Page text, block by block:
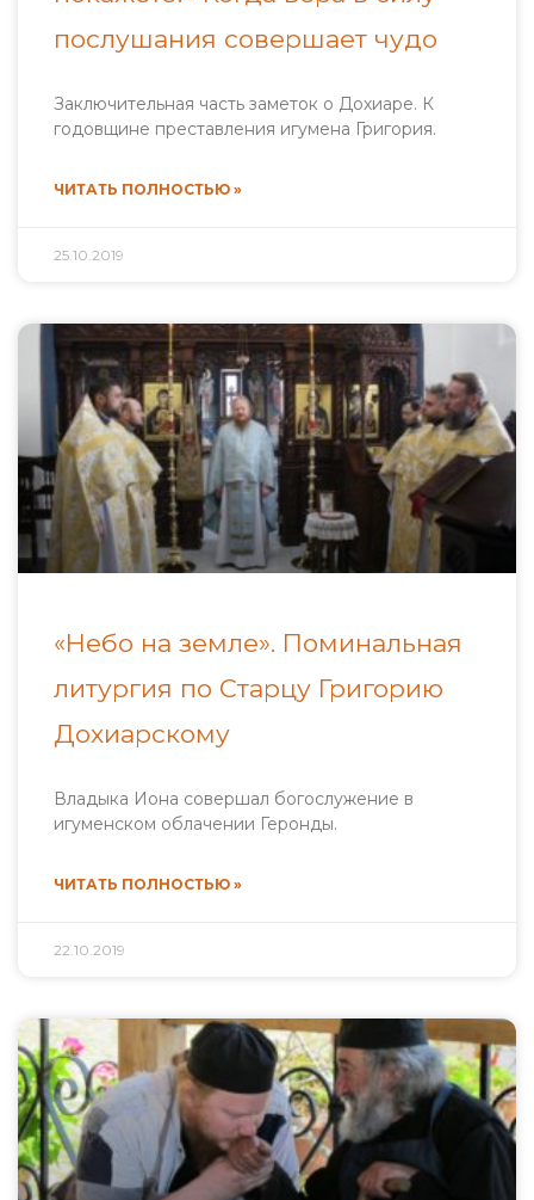
послушания совершает чудо
Заключительная часть заметок о Дохиаре. К
годовщине преставления игумена Григория.
ЧИТАТЬ ПОЛНОСТЬЮ »
25.10.2019
«Небо на земле». Поминальная
литургия по Старцу Григорию
Дохиарскому
Владыка Иона совершал богослужение в
игуменском облачении Геронды.
ЧИТАТЬ ПОЛНОСТЬЮ »
22.10.2019